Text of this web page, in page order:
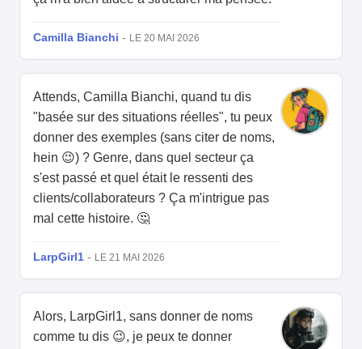
Camilla Bianchi - LE 20 MAI 2026
Attends, Camilla Bianchi, quand tu dis
"basée sur des situations réelles", tu peux
donner des exemples (sans citer de noms,
hein 😉) ? Genre, dans quel secteur ça
s'est passé et quel était le ressenti des
clients/collaborateurs ? Ça m'intrigue pas
mal cette histoire. 🤔
LarpGirl1 - LE 21 MAI 2026
Alors, LarpGirl1, sans donner de noms
comme tu dis 😉, je peux te donner